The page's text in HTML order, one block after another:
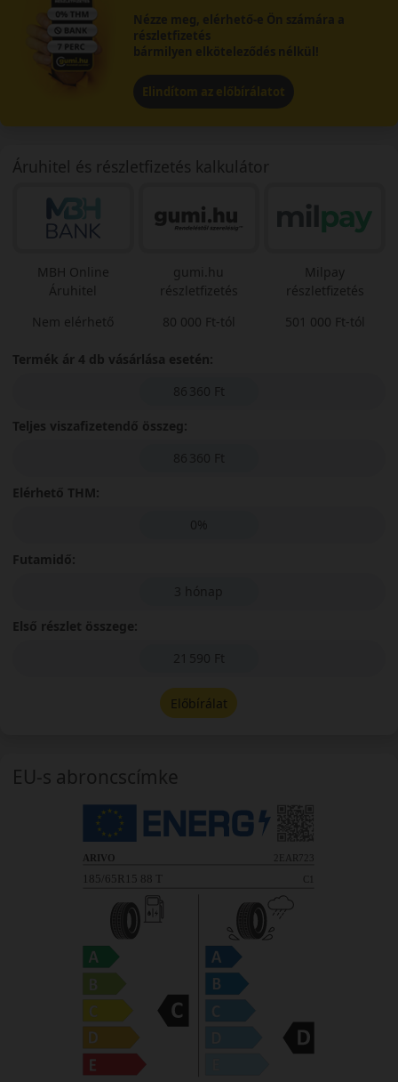
Nézze meg, elérhető-e Ön számára a
részletfizetés
bármilyen elköteleződés nélkül!
Elindítom az előbírálatot
Áruhitel és részletfizetés kalkulátor
MBH Online
Áruhitel
Nem elérhető
gumi.hu
részletfizetés
80 000 Ft-tól
Milpay
részletfizetés
501 000 Ft-tól
Termék ár 4 db vásárlása esetén:
86 360 Ft
Teljes viszafizetendő összeg:
86 360 Ft
Elérhető THM:
0%
Futamidő:
3 hónap
Első részlet összege:
21 590 Ft
Előbírálat
EU-s abroncscímke